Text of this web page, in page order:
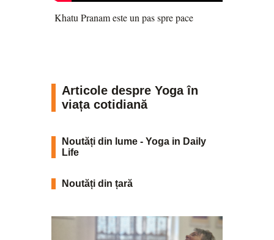
Khatu Pranam este un pas spre pace
Articole despre Yoga în
viața cotidiană
Noutăți din lume - Yoga in Daily
Life
Noutăți din țară